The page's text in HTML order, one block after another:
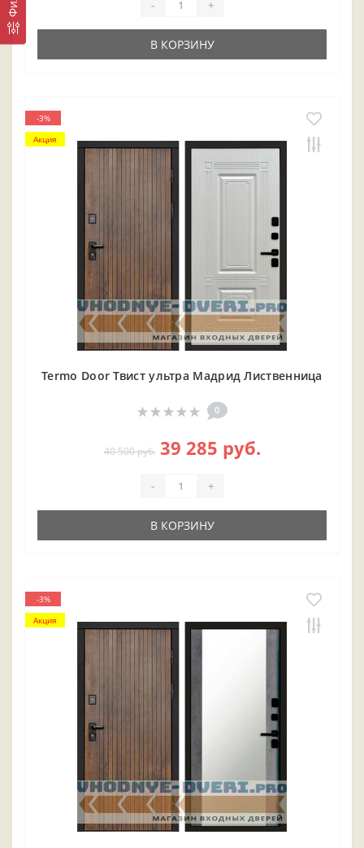
- +
В КОРЗИНУ
-3%
Акция
Termo Door Твист ультра Мадрид Лиственница
0
40 500 руб. 39 285 руб.
- +
В КОРЗИНУ
-3%
Акция